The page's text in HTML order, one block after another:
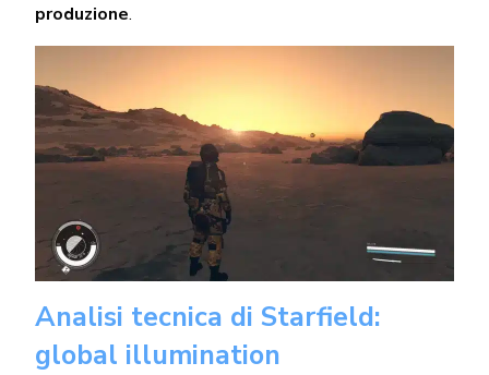
produzione.
Analisi tecnica di Starfield:
global illumination